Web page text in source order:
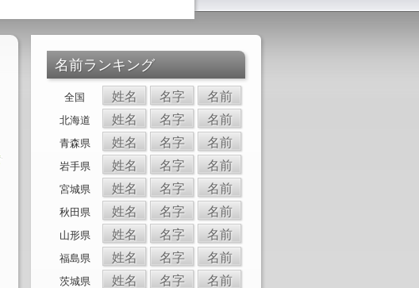
名前ランキング
全国 姓名 名字 名前
北海道 姓名 名字 名前
青森県 姓名 名字 名前
岩手県 姓名 名字 名前
宮城県 姓名 名字 名前
秋田県 姓名 名字 名前
山形県 姓名 名字 名前
福島県 姓名 名字 名前
茨城県 姓名 名字 名前